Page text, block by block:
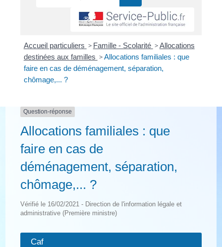
Accueil particuliers > Famille - Scolarité >Allocations
destinées aux familles >Allocations familiales : que
faire en cas de déménagement, séparation,
chômage,... ?
Question-réponse
Allocations familiales : que
faire en cas de
déménagement, séparation,
chômage,... ?
Vérifié le 16/02/2021 - Direction de l'information légale et
administrative (Première ministre)
Caf